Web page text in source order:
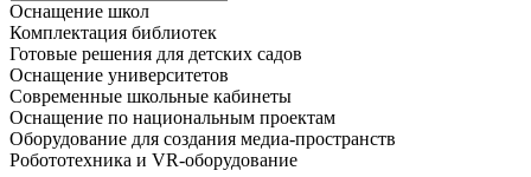
Оснащение школ
Комплектация библиотек
Готовые решения для детских садов
Оснащение университетов
Современные школьные кабинеты
Оснащение по национальным проектам
Оборудование для создания медиа-пространств
Робототехника и VR-оборудование